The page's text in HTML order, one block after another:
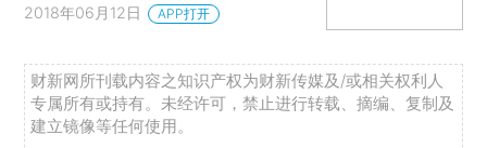
2018年06月12日 APP打开
财新网所刊载内容之知识产权为财新传媒及/或相关权利人
专属所有或持有。未经许可，禁止进行转载、摘编、复制及
建立镜像等任何使用。